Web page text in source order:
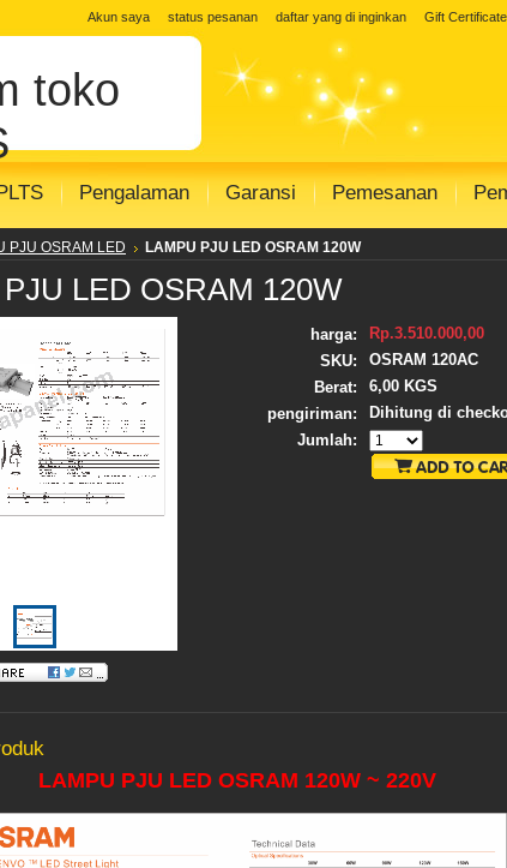
Akun saya status pesanan daftar yang di inginkan Gift
toko
Pengalaman Garansi Pemesanan
PJU OSRAM LED LAMPU PJU LED OSRAM 120W
LED OSRAM 120W
harga:
Rp.3.510.000,00
SKU:
OSRAM 120AC
Berat:
6,00 KGS
pengiriman:
Dihitung di
Jumlah:
LAMPU PJU LED OSRAM 120W ~ 220V